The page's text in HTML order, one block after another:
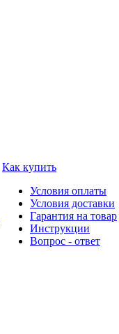
Как купить
Условия оплаты
Условия доставки
Гарантия на товар
Инструкции
Вопрос - ответ